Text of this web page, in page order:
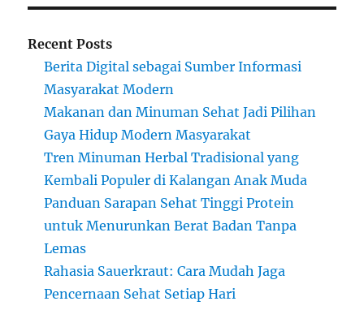
Recent Posts
Berita Digital sebagai Sumber Informasi
Masyarakat Modern
Makanan dan Minuman Sehat Jadi Pilihan
Gaya Hidup Modern Masyarakat
Tren Minuman Herbal Tradisional yang
Kembali Populer di Kalangan Anak Muda
Panduan Sarapan Sehat Tinggi Protein
untuk Menurunkan Berat Badan Tanpa
Lemas
Rahasia Sauerkraut: Cara Mudah Jaga
Pencernaan Sehat Setiap Hari